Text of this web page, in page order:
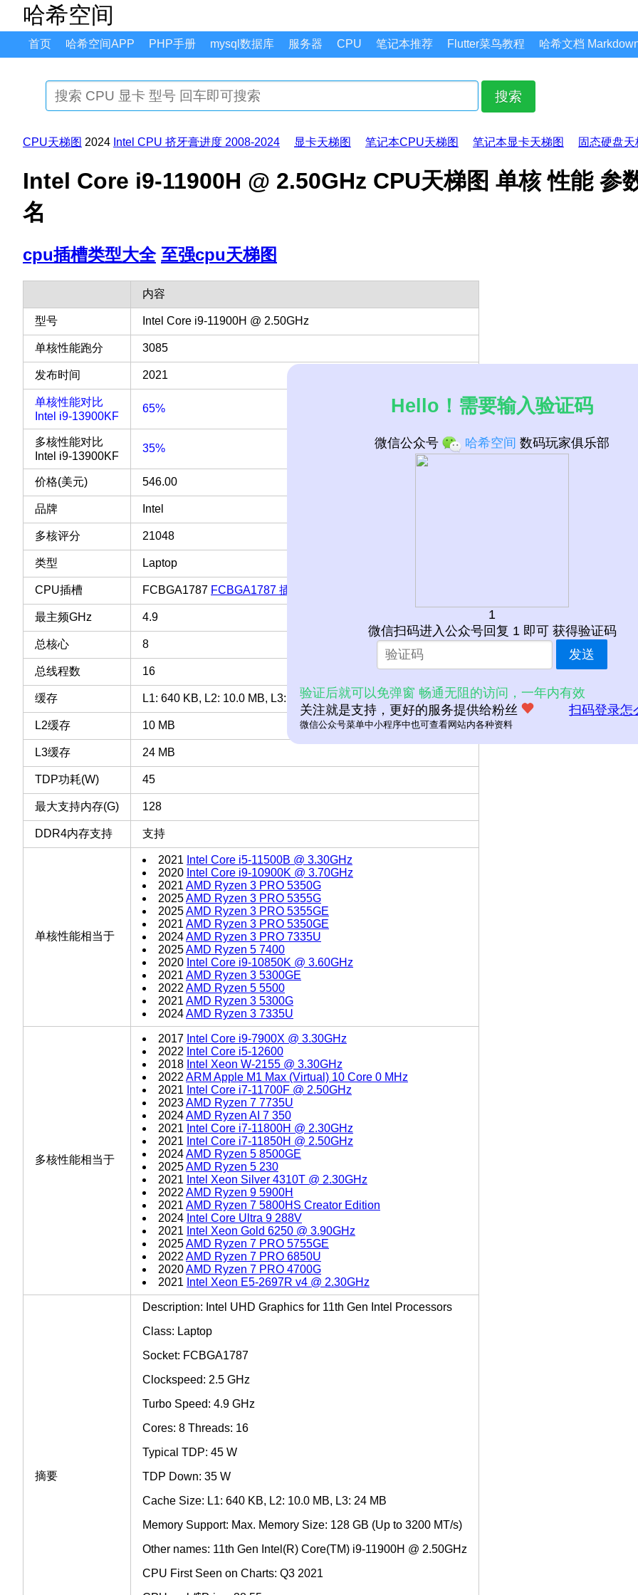
哈希空间
首页 哈希空间APP PHP手册 mysql数据库 服务器 CPU 笔记本推荐 Flutter菜鸟教程 哈希文档
搜索
CPU天梯图 2024 Intel CPU 挤牙膏进度 2008-2024 显卡天梯图 笔记本CPU天梯图 笔记本显卡天梯图 固态硬盘天
Intel Core i9-11900H @ 2.50GHz CPU天梯图 单核 性能 参
名
cpu插槽类型大全 至强cpu天梯图
内容
型号 Intel Core i9-11900H @ 2.50GHz
单核性能跑分 3085
发布时间 2021
单核性能对比
Intel i9-13900KF
65%
多核性能对比
Intel i9-13900KF
35%
价格(美元) 546.00
品牌 Intel
多核评分 21048
类型 Laptop
CPU插槽 FCBGA1787 FCBGA1787 插槽 接口 CPU列表
最主频GHz 4.9
总核心 8
总线程数 16
缓存 L1: 640 KB, L2: 10.0 MB, L3: 24 MB
L2缓存 10 MB
L3缓存 24 MB
TDP功耗(W) 45
最大支持内存(G) 128
DDR4内存支持 支持
单核性能相当于
2021 Intel Core i5-11500B @ 3.30GHz
2020 Intel Core i9-10900K @ 3.70GHz
2021 AMD Ryzen 3 PRO 5350G
2025AMD Ryzen 3 PRO 5355G
2025AMD Ryzen 3 PRO 5355GE
2021 AMD Ryzen 3 PRO 5350GE
2024AMD Ryzen 3 PRO 7335U
2025AMD Ryzen 5 7400
2020 Intel Core i9-10850K @ 3.60GHz
2021 AMD Ryzen 3 5300GE
2022 AMD Ryzen 5 5500
2021 AMD Ryzen 3 5300G
2024AMD Ryzen 3 7335U
多核性能相当于
2017 Intel Core i9-7900X @ 3.30GHz
2022 Intel Core i5-12600
2018 Intel Xeon W-2155 @ 3.30GHz
2022 ARM Apple M1 Max (Virtual) 10 Core 0 MHz
2021 Intel Core i7-11700F @ 2.50GHz
2023AMD Ryzen 7 7735U
2024AMD Ryzen AI 7 350
2021 Intel Core i7-11800H @ 2.30GHz
2021 Intel Core i7-11850H @ 2.50GHz
2024AMD Ryzen 5 8500GE
2025AMD Ryzen 5 230
2021 Intel Xeon Silver 4310T @ 2.30GHz
2022 AMD Ryzen 9 5900H
2021 AMD Ryzen 7 5800HS Creator Edition
2024 Intel Core Ultra 9 288V
2021 Intel Xeon Gold 6250 @ 3.90GHz
2025AMD Ryzen 7 PRO 5755GE
2022 AMD Ryzen 7 PRO 6850U
2020AMD Ryzen 7 PRO 4700G
2021 Intel Xeon E5-2697R v4 @ 2.30GHz
摘要
Description: Intel UHD Graphics for 11th Gen Intel Processors
Class: Laptop
Socket: FCBGA1787
Clockspeed: 2.5 GHz
Turbo Speed: 4.9 GHz
Cores: 8 Threads: 16
Typical TDP: 45 W
TDP Down: 35 W
Cache Size: L1: 640 KB, L2: 10.0 MB, L3: 24 MB
Memory Support: Max. Memory Size: 128 GB (Up to 3200 MT/s)
Other names: 11th Gen Intel(R) Core(TM) i9-11900H @ 2.50GHz
CPU First Seen on Charts: Q3 2021
Hello！需要输入验证码
微信公众号 哈希空间 数码玩家俱乐部
1
微信扫码进入公众号回复 1 即可 获得验证码
发送
验证后就可以免弹窗 畅通无阻的访问，一年内有效
关注就是支持，更好的服务提供给粉丝
扫码登录怎
微信公众号菜单中小程序中也可查看网站内各种资料